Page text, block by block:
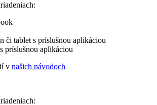
či tablet s príslušnou aplikáciou
príslušnou aplikáciou
v našich návodoch